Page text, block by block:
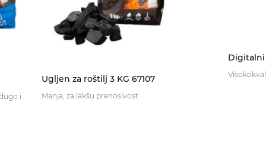
i
Ugljen za roštilj 3 KG 67107
Manja, za lakšu prenosivost.